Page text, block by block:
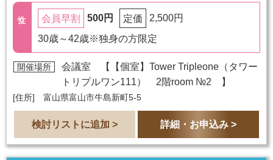
会員早割 500円 定価
2,500円
30歳～42歳※独身の方限定
開催場所 会議室 【
【個室】Tower Tripleone（タワー
トリプルワン111） 2階room №2
】
[住所] 富山県富山市牛島新町5-5
検討リストに追加 > 詳細・お申込み >